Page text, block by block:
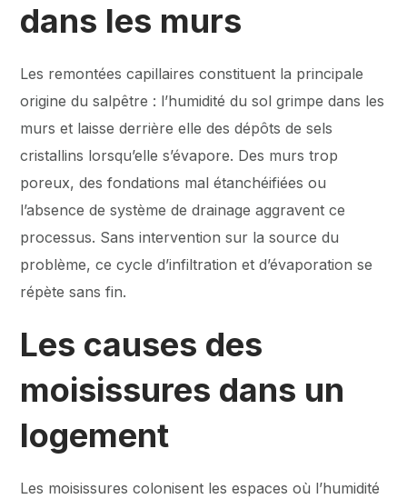
dans les murs
Les remontées capillaires constituent la principale
origine du salpêtre : l’humidité du sol grimpe dans les
murs et laisse derrière elle des dépôts de sels
cristallins lorsqu’elle s’évapore. Des murs trop
poreux, des fondations mal étanchéifiées ou
l’absence de système de drainage aggravent ce
processus. Sans intervention sur la source du
problème, ce cycle d’infiltration et d’évaporation se
répète sans fin.
Les causes des
moisissures dans un
logement
Les moisissures colonisent les espaces où l’humidité